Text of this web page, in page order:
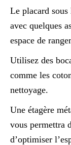
Le placard
avec quelques
espace de
Utilisez des
comme les
nettoyage.
Une étagère
vous permettra
d’optimiser